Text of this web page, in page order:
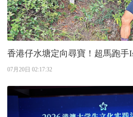
香港仔水塘定向尋寶！超馬跑手
07月20日 02:17:32